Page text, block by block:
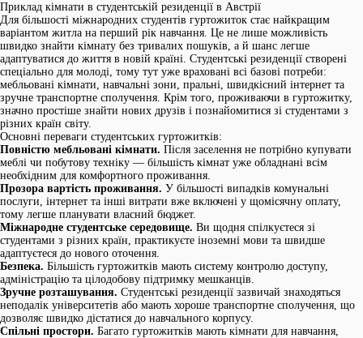
Приклад кімнати в студентській резиденції в Австрії
Для більшості міжнародних студентів гуртожиток стає найкращим
варіантом житла на перший рік навчання. Це не лише можливість
швидко знайти кімнату без тривалих пошуків, а й шанс легше
адаптуватися до життя в новій країні. Студентські резиденції створені
спеціально для молоді, тому тут уже враховані всі базові потреби:
мебльовані кімнати, навчальні зони, пральні, швидкісний інтернет та
зручне транспортне сполучення. Крім того, проживаючи в гуртожитку,
значно простіше знайти нових друзів і познайомитися зі студентами з
різних країн світу.
Основні переваги студентських гуртожитків:
Повністю мебльовані кімнати. Після заселення не потрібно купувати
меблі чи побутову техніку — більшість кімнат уже обладнані всім
необхідним для комфортного проживання.
Прозора вартість проживання. У більшості випадків комунальні
послуги, інтернет та інші витрати вже включені у щомісячну оплату,
тому легше планувати власний бюджет.
Міжнародне студентське середовище. Ви щодня спілкуєтеся зі
студентами з різних країн, практикуєте іноземні мови та швидше
адаптуєтеся до нового оточення.
Безпека. Більшість гуртожитків мають систему контролю доступу,
адміністрацію та цілодобову підтримку мешканців.
Зручне розташування. Студентські резиденції зазвичай знаходяться
неподалік університетів або мають хороше транспортне сполучення, що
дозволяє швидко дістатися до навчального корпусу.
Спільні простори. Багато гуртожитків мають кімнати для навчання,